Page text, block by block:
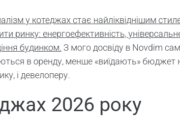
у котеджах стає найліквіднішим
ринку: енергоефективність,
будинком. З мого досвіду в Novdim
в оренду, менше «виїдають» бюджет
і девелоперу.
2026 року